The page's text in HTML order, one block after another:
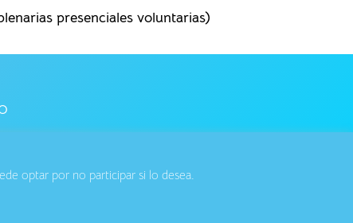
presenciales voluntarias)
optar por no participar si lo desea.